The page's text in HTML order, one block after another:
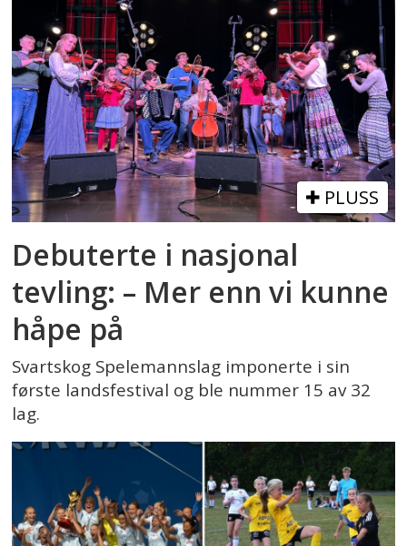
PLUSS
Debuterte i nasjonal
tevling: – Mer enn vi kunne
håpe på
Svartskog Spelemannslag imponerte i sin
første landsfestival og ble nummer 15 av 32
lag.